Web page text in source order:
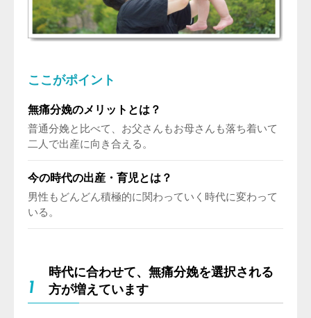
ここがポイント
無痛分娩のメリットとは？
普通分娩と比べて、お父さんもお母さんも落ち着いて
二人で出産に向き合える。
今の時代の出産・育児とは？
男性もどんどん積極的に関わっていく時代に変わって
いる。
1
時代に合わせて、無痛分娩を選択される
方が増えています